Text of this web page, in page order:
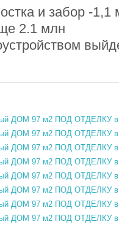
и забор -1,1
2.1 млн